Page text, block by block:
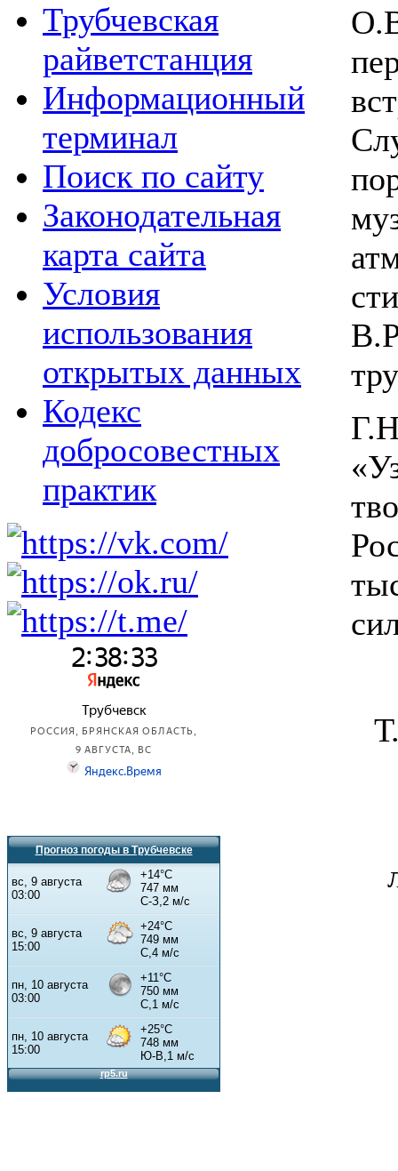
Трубчевская
райветстанция
Информационный
терминал
Поиск по сайту
Законодательная
карта сайта
Условия
использования
открытых данных
Кодекс
добросовестных
практик
Прогноз погоды в Трубчевске